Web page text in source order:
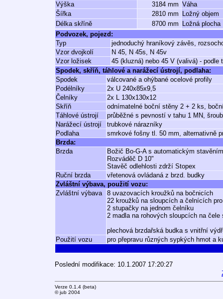
Výška
3184 mm Váha
Šířka
2810 mm
Ložný objem
Délka skříně
8700 mm
Ložná plocha
Podvozek, pojezd:
Typ
jednoduchý hraníkový závěs,
Vzor dvojkolí
N 45, N 45s, N 45v
Vzor ložisek
45 (kluzná) nebo 45 V (valivá) - podle
Spodek, skříň, táhlové a narážecí ústrojí, podlaha:
Spodek
válcované a ohýbané ocelové profily
Podélníky
2x U 240x85x9,5
Čelníky
2x L 130x130x12
Skříň
odnímatelné boční stěny 2 + 2 ks,
Táhlové ústrojí
průběžné s pevností v tahu 1 MN,
Narážecí ústrojí
trubkové nárazníky
Podlaha
smrkové fošny tl. 50 mm, alternativně
Brzda:
Brzda
Božič Bo-G-A s automatickým
Rozváděč D 10"
Stavěč odlehlosti zdrží Stopex
Ruční brzda
vřetenová ovládaná z brzd. budky
Zvláštní výbava, použití vozu:
Zvláštní výbava
8 uvazovacích kroužků na bočnicích
22 kroužků na sloupcích a čelnících
2 stupačky na jednom čelníku
2 madla na rohových sloupcích na čele
plechová brzdařská budka s vnitřní
Použití vozu
pro přepravu různých sypkých hmot a
Poslední modifikace: 10.1.2007 17:20:27
Verze 0.1.4 (beta)
© jub 2004